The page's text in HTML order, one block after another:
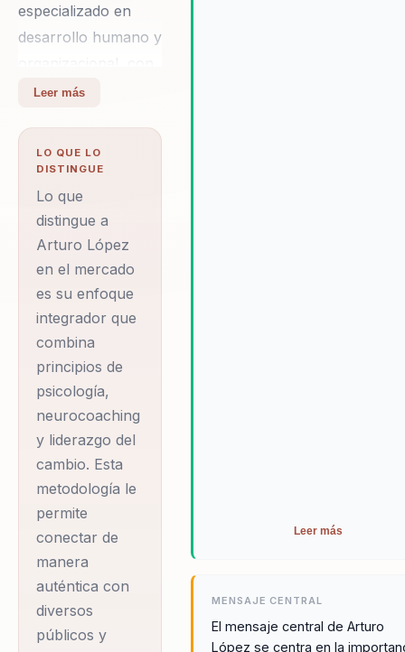
especializado en
desarrollo humano y
una trayectoria de
largo de su carrera,
ha colaborado con
diversas empresas
en México, Estados
Unidos y América
Latina, donde ha
implementado
estrategias
innovadoras para
potenciar el talento
humano y fomentar
organizacional. Su
enfoque combina
principios de
psicología,
neurocoaching y
liderazgo del
cambio, lo que le
permite conectar de
Leer más
LO QUE LO
DISTINGUE
Lo que
distingue a
Arturo López
en el mercado
es su enfoque
integrador que
combina
principios de
psicología,
neurocoaching
y liderazgo del
cambio. Esta
metodología le
permite
conectar de
manera
auténtica con
diversos
públicos y
Leer más
MENSAJE CENTRAL
El mensaje central de Arturo
López se centra en la